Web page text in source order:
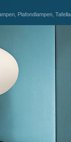
Plafondlampen